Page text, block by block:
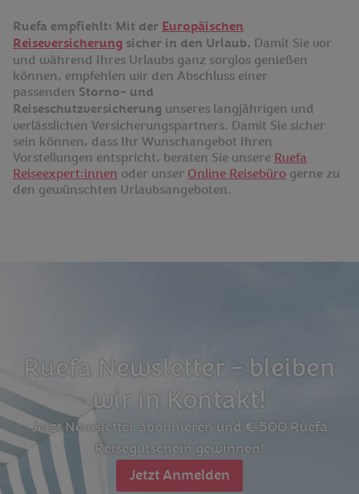
Ruefa empfiehlt: Mit der Europäischen
Reiseversicherung sicher in den Urlaub. Damit Sie vor
und während Ihres Urlaubs ganz sorglos genießen
können, empfehlen wir den Abschluss einer
passenden Storno- und
Reiseschutzversicherung unseres langjährigen und
verlässlichen Versicherungspartners. Damit Sie sicher
sein können, dass Ihr Wunschangebot Ihren
Vorstellungen entspricht, beraten Sie unsere Ruefa
Reiseexpert:innen oder unser Online Reisebüro gerne zu
den gewünschten Urlaubsangeboten.
Ruefa Newsletter - bleiben
wir in Kontakt!
Jetzt Newsletter abonnieren und € 500 Ruefa
Reisegutschein gewinnen!
Jetzt Anmelden